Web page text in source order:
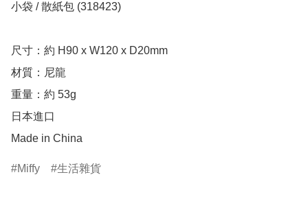
小袋 / 散紙包 (318423)
尺寸：約 H90 x W120 x D20mm
材質：尼龍
重量：約 53g
日本進口
Made in China
Miffy 生活雜貨